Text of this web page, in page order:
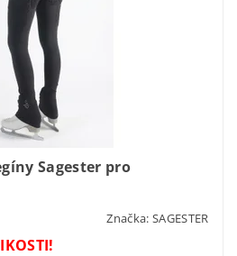
Sagester pro
Značka: SAGESTER